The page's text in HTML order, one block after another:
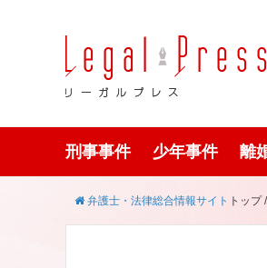
刑事事件 少年事件 離
弁護士・法律総合情報サイト トップ /